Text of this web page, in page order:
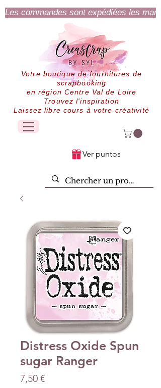
Les commandes sont expédiées les
Votre boutique de fournitures de
scrapbooking
en région Centre Val de Loire
Trouvez l'inspiration
Laissez libre cours à votre créativité
Ver puntos
Distress Oxide Spun
sugar Ranger
7,50 €Precio